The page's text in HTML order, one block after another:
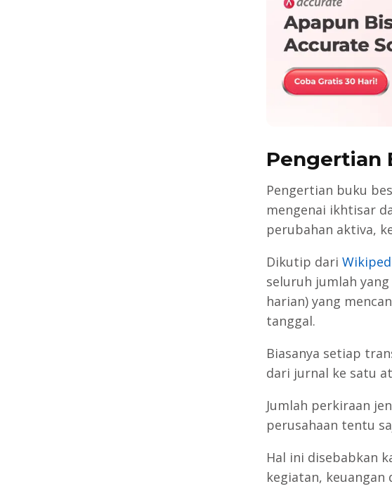
Pengertian
Pengertian buku
mengenai ikhtisar
perubahan aktiva,
Dikutip dari
seluruh jumlah
harian) yang
tanggal.
Biasanya setiap
dari jurnal ke satu
Jumlah perkiraan
perusahaan tentu
Hal ini disebabkan
kegiatan, keuangan